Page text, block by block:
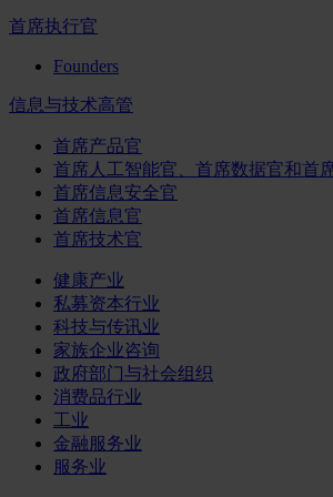
首席执行官
Founders
信息与技术高管
首席产品官
首席人工智能官、首席数据官和首
首席信息安全官
首席信息官
首席技术官
健康产业
私募资本行业
科技与传讯业
家族企业咨询
政府部门与社会组织
消费品行业
工业
金融服务业
服务业